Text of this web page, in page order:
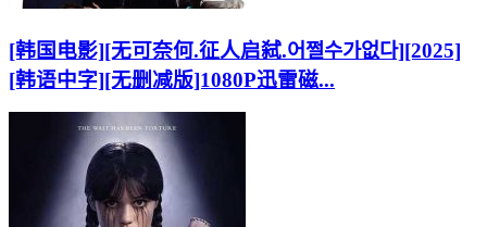
[韩国电影][无可奈何.征人启弑.어쩔수가없다][2025]
[韩语中字][无删减版]1080P迅雷磁...